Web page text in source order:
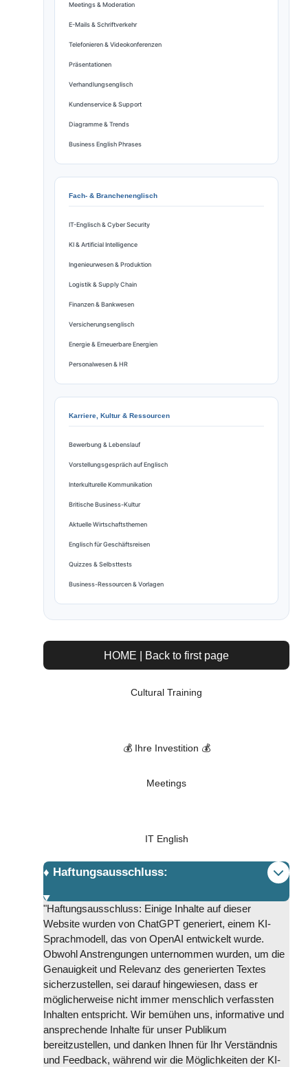
Meetings & Moderation
E-Mails & Schriftverkehr
Telefonieren & Videokonferenzen
Präsentationen
Verhandlungsenglisch
Kundenservice & Support
Diagramme & Trends
Business English Phrases
Fach- & Branchenenglisch
IT-Englisch & Cyber Security
KI & Artificial Intelligence
Ingenieurwesen & Produktion
Logistik & Supply Chain
Finanzen & Bankwesen
Versicherungsenglisch
Energie & Erneuerbare Energien
Personalwesen & HR
Karriere, Kultur & Ressourcen
Bewerbung & Lebenslauf
Vorstellungsgespräch auf Englisch
Interkulturelle Kommunikation
Britische Business-Kultur
Aktuelle Wirtschaftsthemen
Englisch für Geschäftsreisen
Quizzes & Selbsttests
Business-Ressourcen & Vorlagen
HOME | Back to first page
Cultural Training
💰 Ihre Investition 💰
Meetings
IT English
♦️ Haftungsausschluss:
"Haftungsausschluss: Einige Inhalte auf dieser
Website wurden von ChatGPT generiert, einem KI-
Sprachmodell, das von OpenAI entwickelt wurde.
Obwohl Anstrengungen unternommen wurden, um die
Genauigkeit und Relevanz des generierten Textes
sicherzustellen, sei darauf hingewiesen, dass er
möglicherweise nicht immer menschlich verfassten
Inhalten entspricht. Wir bemühen uns, informative und
ansprechende Inhalte für unser Publikum
bereitzustellen, und danken Ihnen für Ihr Verständnis
und Feedback, während wir die Möglichkeiten der KI-